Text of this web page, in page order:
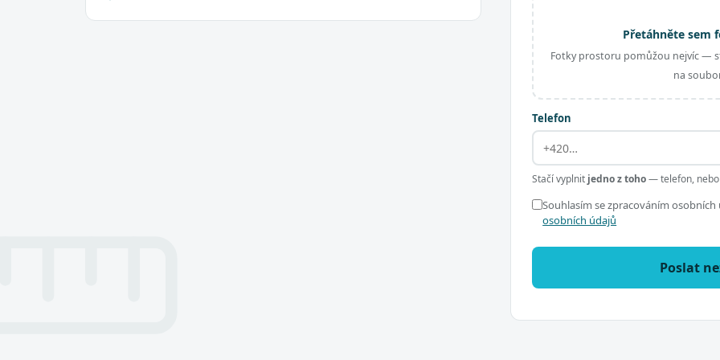
Přetáhněte sem
Fotky prostoru pomůžou nejvíc —
na
Telefon
Stačí vyplnit jedno z toho— telefon,
Souhlasím se zpracováním
osobních údajů
Poslat